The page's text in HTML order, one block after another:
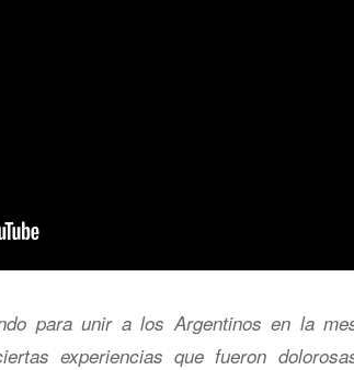
para unir a los Argentinos en la
experiencias que fueron